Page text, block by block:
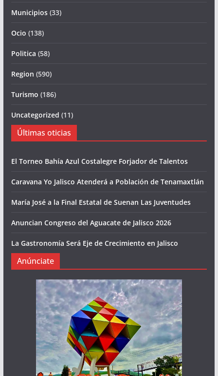
Municipios(33)
Ocio (138)
Politica (58)
Region (590)
Turismo (186)
Uncategorized (11)
Últimas oticias
El Torneo Bahía Azul Costalegre Forjador de Talentos
Caravana Yo Jalisco Atenderá a Población de Tenamaxtlán
María José a la Final Estatal de Suenan Las Juventudes
Anuncian Congreso del Aguacate de Jalisco 2026
La Gastronomía Será Eje de Crecimiento en Jalisco
Anúnciate